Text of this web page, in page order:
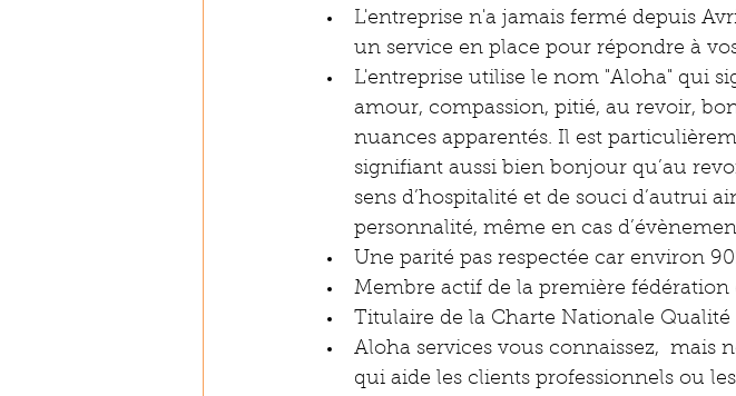
L'entreprise n'a jamais fermé depuis
un service en place pour répondre à
L'entreprise utilise le nom "Aloha" qui
amour, compassion, pitié, au revoir,
nuances apparentés. Il est
signifiant aussi bien bonjour qu’au
sens d’hospitalité et de souci d’autrui
personnalité, même en cas
Une parité pas respectée car environ
Membre actif de la première fédération
Titulaire de la Charte Nationale Qualité
Aloha services vous connaissez,  mais
qui aide les clients professionnels ou